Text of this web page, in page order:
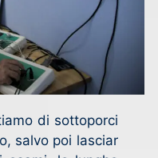
di sottoporci
salvo poi lasciar